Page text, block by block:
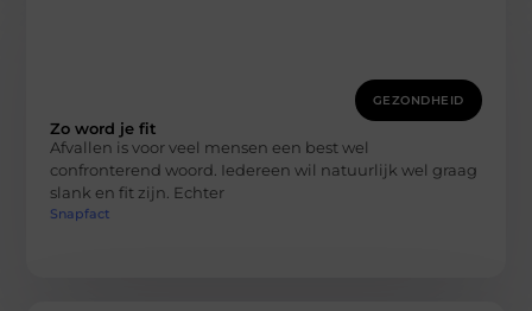
GEZONDHEID
Zo word je fit
Afvallen is voor veel mensen een best wel
confronterend woord. Iedereen wil natuurlijk wel graag
slank en fit zijn. Echter
Snapfact